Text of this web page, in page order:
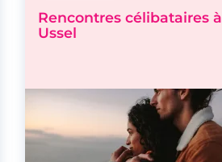
Rencontres célibataires à
Ussel